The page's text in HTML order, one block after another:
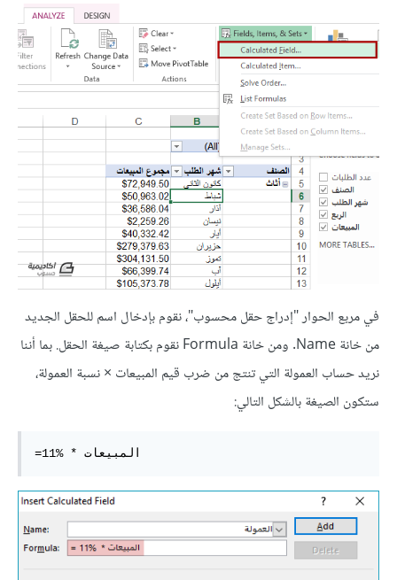
في مربع الحوار "إدراج حقل محسوب"، نقوم بإدخال اسم للحقل الجديد
من خانة Name. ومن خانة Formula نقوم بكتابة صيغة الحقل. بما أننا
نريد حساب العمولة التي تنتج من ضرب قيم المبيعات × نسبة العمولة،
ستكون الصيغة بالشكل التالي:
=المبيعات * %11